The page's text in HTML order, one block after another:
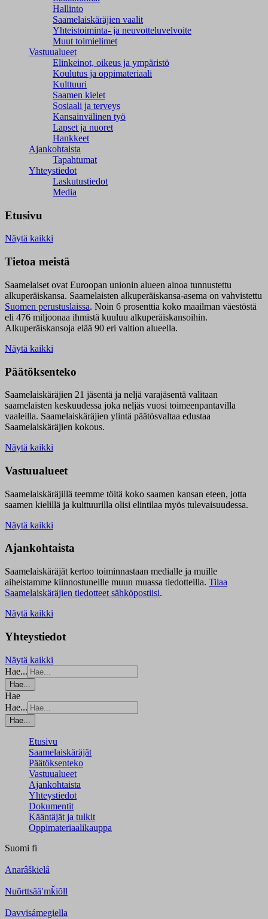
Hallinto
Saamelaiskäräjien vaalit
Yhteistoiminta- ja neuvotteluvelvoite
Muut toimielimet
Vastuualueet
Elinkeinot, oikeus ja ympäristö
Koulutus ja oppimateriaali
Kulttuuri
Saamen kielet
Sosiaali ja terveys
Kansainvälinen työ
Lapset ja nuoret
Hankkeet
Ajankohtaista
Tapahtumat
Yhteystiedot
Laskutustiedot
Media
Etusivu
Näytä kaikki
Tietoa meistä
Saamelaiset ovat Euroopan unionin alueen ainoa tunnustettu
alkuperäiskansa. Saamelaisten alkuperäiskansa-asema on vahvistettu
Suomen perustuslaissa. Noin 6 prosenttia koko maailman väestöstä
eli 476 miljoonaa ihmistä kuuluu alkuperäiskansoihin.
Alkuperäiskansoja elää 90 eri valtion alueella.
Näytä kaikki
Päätöksenteko
Saamelaiskäräjien 21 jäsentä ja neljä varajäsentä valitaan
saamelaisten keskuudessa joka neljäs vuosi toimeenpantavilla
vaaleilla. Saamelaiskäräjien ylintä päätösvaltaa edustaa
Saamelaiskäräjien kokous.
Näytä kaikki
Vastuualueet
Saamelaiskäräjillä teemme töitä koko saamen kansan eteen, jotta
saamen kielillä ja kulttuurilla olisi elintilaa myös tulevaisuudessa.
Näytä kaikki
Ajankohtaista
Saamelaiskäräjät kertoo toiminnastaan medialle ja muille
aiheistamme kiinnostuneille muun muassa tiedotteilla. Tilaa
Saamelaiskäräjien tiedotteet sähköpostiisi.
Näytä kaikki
Yhteystiedot
Näytä kaikki
Hae...
Hae...
Hae
Hae...
Hae...
Etusivu
Saamelaiskäräjät
Päätöksenteko
Vastuualueet
Ajankohtaista
Yhteystiedot
Dokumentit
Kääntäjät ja tulkit
Oppimateriaalikauppa
Suomi fi
Anarâškielâ
Nuõrttsääʹmǩiõll
Davvisámegiella